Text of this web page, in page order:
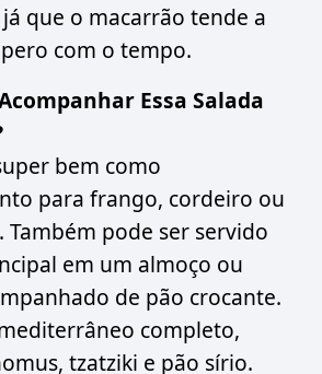
que o macarrão tende a
com o tempo.
Essa Salada
bem como
para frango, cordeiro ou
pode ser servido
em um almoço ou
de pão crocante.
completo,
tzatziki e pão sírio.